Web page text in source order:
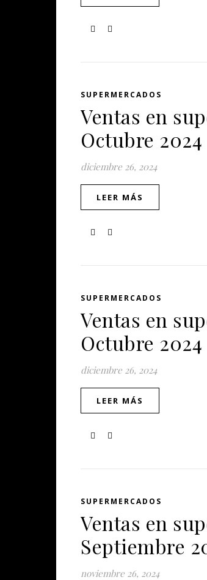
SUPERMERCADOS
Ventas en
Octubre 2024
diciembre 26, 2024
LEER MÁS
SUPERMERCADOS
Ventas en
Octubre 2024
diciembre 26, 2024
LEER MÁS
SUPERMERCADOS
Ventas en
Septiembre
noviembre 26, 2024